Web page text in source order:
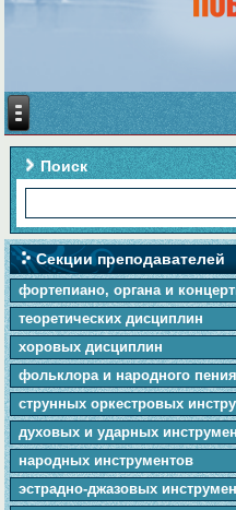
Поиск
Секции преподавателей
фортепиано, органа и
теоретических дисциплин
хоровых дисциплин
фольклора и народного пения
cтpунныx оркестровых
духовых и ударных
народных инструментов
эстрадно-джазовых